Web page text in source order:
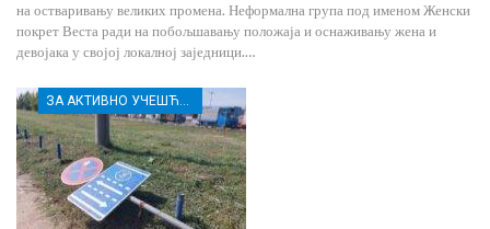
на остваривању великих промена. Неформална група под именом Женски
покрет Веста ради на побољшавању положаја и оснаживању жена и
девојака у својој локалној заједници.…
ЗА АКТИВНО УЧЕШЋЕ МЛАДИХ РАСИНСКОГ ОКРУГА